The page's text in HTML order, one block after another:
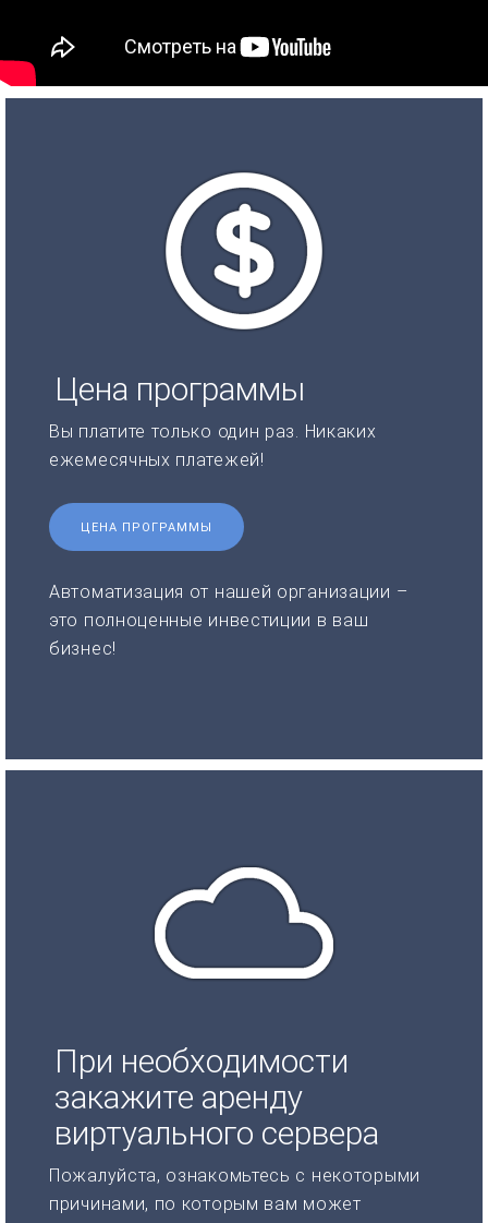
Цена программы
Вы платите только один раз. Никаких
ежемесячных платежей!
ЦЕНА ПРОГРАММЫ
Автоматизация от нашей организации –
это полноценные инвестиции в ваш
бизнес!
При необходимости
закажите аренду
виртуального сервера
Пожалуйста, ознакомьтесь с некоторыми
причинами, по которым вам может